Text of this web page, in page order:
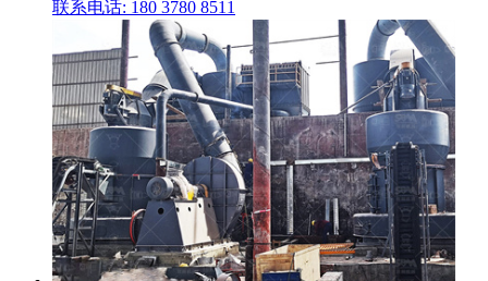
联系电话: 180 3780 8511